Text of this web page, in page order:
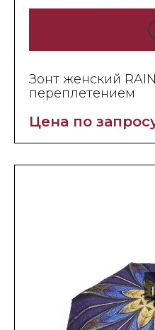
Зонт женский
переплетением
Цена по